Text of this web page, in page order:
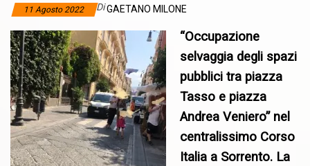
11 Agosto 2022 DiGAETANO MILONE
“Occupazione
selvaggia degli spazi
pubblici tra piazza
Tasso e piazza
Andrea Veniero” nel
centralissimo Corso
Italia a Sorrento. La